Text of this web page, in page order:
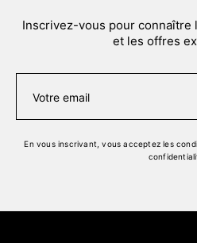
Inscrivez-vous pour connaître
et les offres
Votre email
En vous inscrivant, vous acceptezles